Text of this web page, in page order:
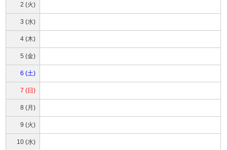
2 (火)
3 (水)
4 (木)
5 (金)
6 (土)
7 (日)
8 (月)
9 (火)
10 (水)